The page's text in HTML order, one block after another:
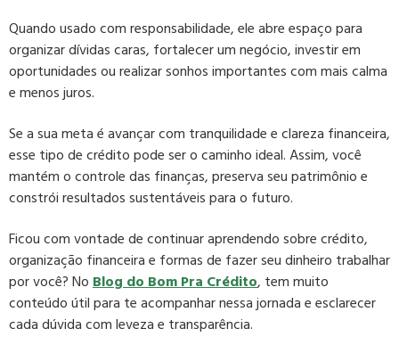
Quando usado com responsabilidade, ele abre espaço para
organizar dívidas caras, fortalecer um negócio, investir em
oportunidades ou realizar sonhos importantes com mais calma
e menos juros.
Se a sua meta é avançar com tranquilidade e clareza financeira,
esse tipo de crédito pode ser o caminho ideal. Assim, você
mantém o controle das finanças, preserva seu patrimônio e
constrói resultados sustentáveis para o futuro.
Ficou com vontade de continuar aprendendo sobre crédito,
organização financeira e formas de fazer seu dinheiro trabalhar
por você? NoBlog do Bom Pra Crédito, tem muito
conteúdo útil para te acompanhar nessa jornada e esclarecer
cada dúvida com leveza e transparência.